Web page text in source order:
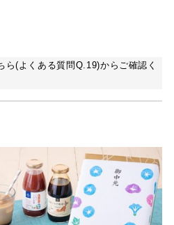
ら(よくある質問Q.19)からご確認く